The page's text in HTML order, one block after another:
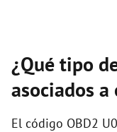
¿Qué tipo
asociados
El código OBD2